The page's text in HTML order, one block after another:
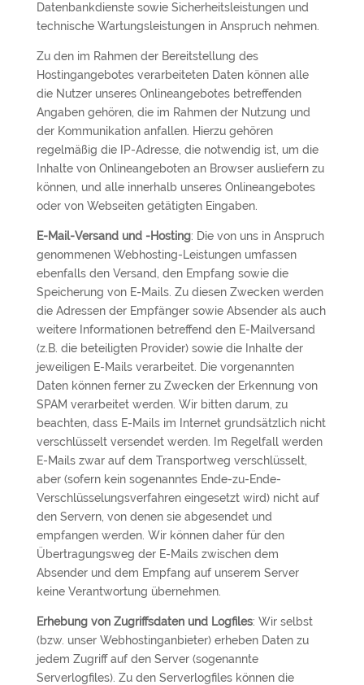
Datenbankdienste sowie Sicherheitsleistungen und
technische Wartungsleistungen in Anspruch nehmen.
Zu den im Rahmen der Bereitstellung des
Hostingangebotes verarbeiteten Daten können alle
die Nutzer unseres Onlineangebotes betreffenden
Angaben gehören, die im Rahmen der Nutzung und
der Kommunikation anfallen. Hierzu gehören
regelmäßig die IP-Adresse, die notwendig ist, um die
Inhalte von Onlineangeboten an Browser ausliefern zu
können, und alle innerhalb unseres Onlineangebotes
oder von Webseiten getätigten Eingaben.
E-Mail-Versand und -Hosting: Die von uns in Anspruch
genommenen Webhosting-Leistungen umfassen
ebenfalls den Versand, den Empfang sowie die
Speicherung von E-Mails. Zu diesen Zwecken werden
die Adressen der Empfänger sowie Absender als auch
weitere Informationen betreffend den E-Mailversand
(z.B. die beteiligten Provider) sowie die Inhalte der
jeweiligen E-Mails verarbeitet. Die vorgenannten
Daten können ferner zu Zwecken der Erkennung von
SPAM verarbeitet werden. Wir bitten darum, zu
beachten, dass E-Mails im Internet grundsätzlich nicht
verschlüsselt versendet werden. Im Regelfall werden
E-Mails zwar auf dem Transportweg verschlüsselt,
aber (sofern kein sogenanntes Ende-zu-Ende-
Verschlüsselungsverfahren eingesetzt wird) nicht auf
den Servern, von denen sie abgesendet und
empfangen werden. Wir können daher für den
Übertragungsweg der E-Mails zwischen dem
Absender und dem Empfang auf unserem Server
keine Verantwortung übernehmen.
Erhebung von Zugriffsdaten und Logfiles: Wir selbst
(bzw. unser Webhostinganbieter) erheben Daten zu
jedem Zugriff auf den Server (sogenannte
Serverlogfiles). Zu den Serverlogfiles können die